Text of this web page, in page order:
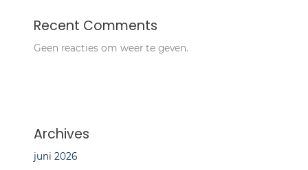
Recent Comments
Geen reacties om weer te geven.
Archives
juni 2026